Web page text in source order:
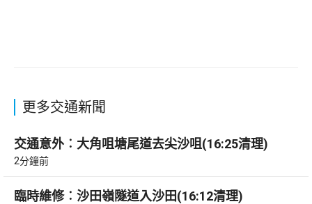
更多交通新聞
交通意外︰大角咀塘尾道去尖沙咀(16:25清理)
2分鐘前
臨時維修︰沙田嶺隧道入沙田(16:12清理)